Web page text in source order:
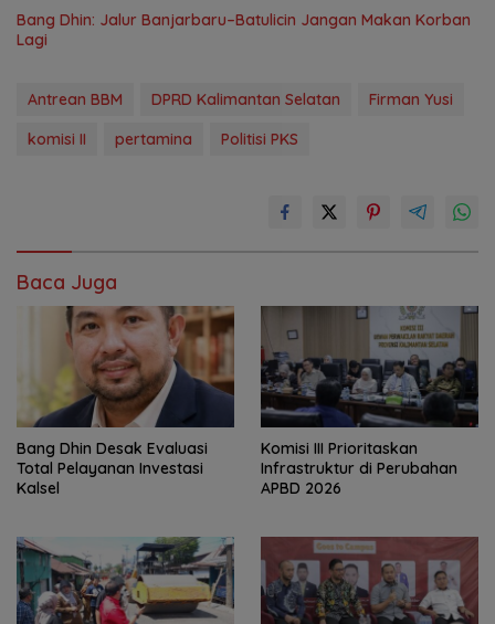
Bang Dhin: Jalur Banjarbaru–Batulicin Jangan Makan Korban
Lagi
Antrean BBM DPRD Kalimantan Selatan
Firman Yusi
komisi II
pertamina Politisi PKS
Baca Juga
‎Bang Dhin Desak Evaluasi
Total Pelayanan Investasi
Kalsel
‎Komisi III Prioritaskan
Infrastruktur di Perubahan
APBD 2026